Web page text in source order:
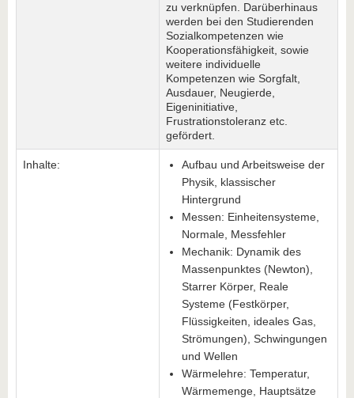
zu verknüpfen. Darüberhinaus
werden bei den Studierenden
Sozialkompetenzen wie
Kooperationsfähigkeit, sowie
weitere individuelle
Kompetenzen wie Sorgfalt,
Ausdauer, Neugierde,
Eigeninitiative,
Frustrationstoleranz etc.
gefördert.
Inhalte:
Aufbau und Arbeitsweise der
Physik, klassischer
Hintergrund
Messen: Einheitensysteme,
Normale, Messfehler
Mechanik: Dynamik des
Massenpunktes (Newton),
Starrer Körper, Reale
Systeme (Festkörper,
Flüssigkeiten, ideales Gas,
Strömungen), Schwingungen
und Wellen
Wärmelehre: Temperatur,
Wärmemenge, Hauptsätze